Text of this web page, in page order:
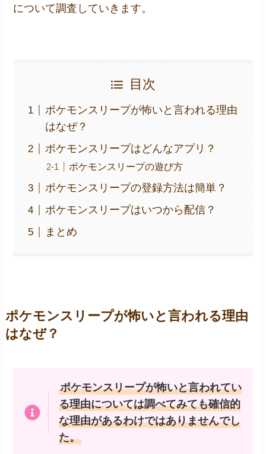
について調査していきます。
目次
ポケモンスリープが怖いと言われる理由
はなぜ？
ポケモンスリープはどんなアプリ？
ポケモンスリープの遊び方
ポケモンスリープの登録方法は簡単？
ポケモンスリープはいつから配信？
まとめ
ポケモンスリープが怖いと言われる理由
はなぜ？
ポケモンスリープが怖いと言われてい
る理由については調べてみても確信的
な理由があるわけではありませんでし
た。